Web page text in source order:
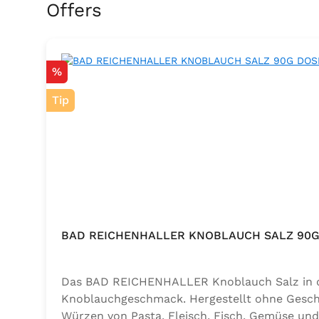
Skip product gallery
Offers
Discount
%
Tip
BAD REICHENHALLER KNOBLAUCH SALZ
Das BAD REICHENHALLER Knoblauch Salz
Knoblauchgeschmack. Hergestellt ohne
Würzen von Pasta, Fleisch, Fisch, Gemüse